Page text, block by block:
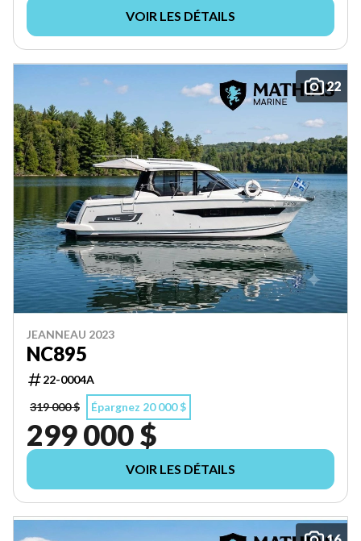
VOIR LES DÉTAILS
22
JEANNEAU 2023
NC895
22-0004A
319 000 $
Épargnez 20 000 $
299 000 $
VOIR LES DÉTAILS